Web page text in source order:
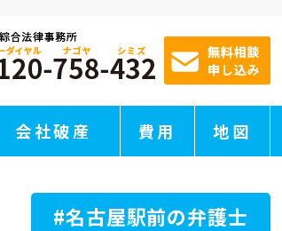
会社破産 費用 地図
#名古屋駅前の弁護士